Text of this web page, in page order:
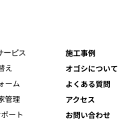
ービス
え
ーム
管理
ート
施工事例
オゴシについて
よくある質問
アクセス
お問い合わせ